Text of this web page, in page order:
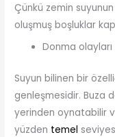
Çünkü zemin
oluşmuş boşluklar
Donma olayları
Suyun bilinen bir
genleşmesidir. Buza
yerinden oynatabilir
yüzden temel